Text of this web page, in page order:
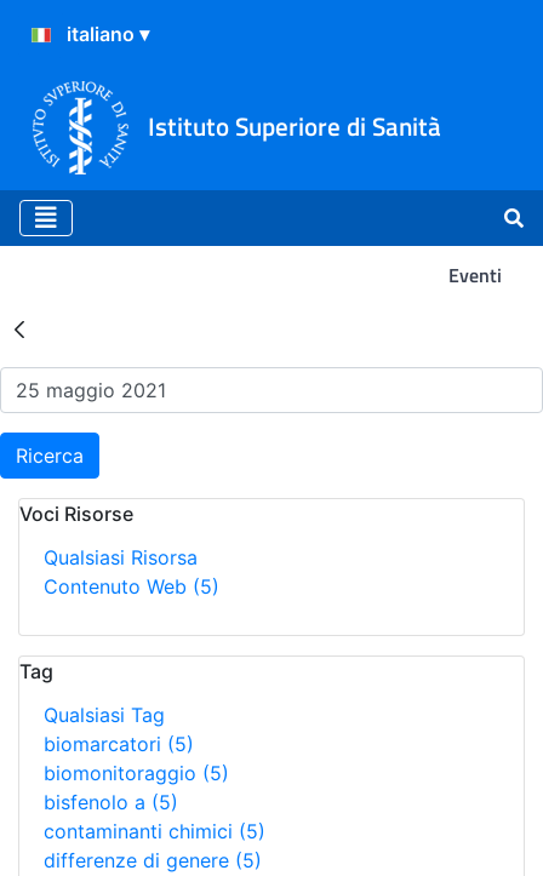
Istituto Superiore di Sanità
Eventi
Risultati della Ricerca -
Ricerca
Voci Risorse
Qualsiasi Risorsa
Contenuto Web (5)
Tag
Qualsiasi Tag
biomarcatori (5)
biomonitoraggio (5)
bisfenolo a (5)
contaminanti chimici (5)
differenze di genere (5)